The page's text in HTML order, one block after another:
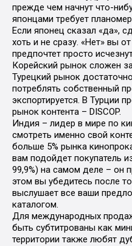
прежде чем начнут что-
японцами требует
Если японец сказал «да»,
хоть и не сразу. «Нет» вы
предпочтет просто
Корейский рынок сложен
Турецкий рынок
потреблять собственный
экспортируется. В Турции
рынок контента – DISCOP.
Индия – лидер в мире по
смотреть именно свой
больше 5% рынка
вам подойдет покупатель
99,9%) на самом деле – он
этом вы убедитесь после
выслушает все ваши
каталогом.
Для международных
быть субтитрованы как
территории также любят